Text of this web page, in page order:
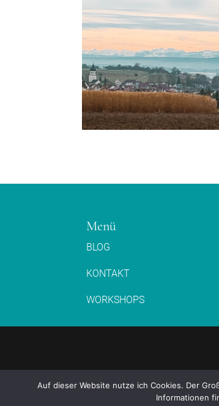
Menü
BLOG
KONTAKT
WORKSHOPS
Auf dieser Website nutze ich Cookies. Der
Informationen